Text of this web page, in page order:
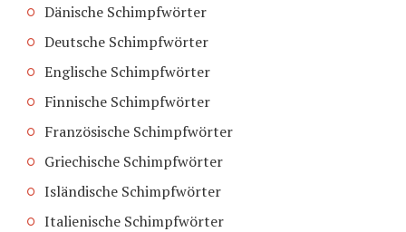
Dänische Schimpfwörter
Deutsche Schimpfwörter
Englische Schimpfwörter
Finnische Schimpfwörter
Französische Schimpfwörter
Griechische Schimpfwörter
Isländische Schimpfwörter
Italienische Schimpfwörter